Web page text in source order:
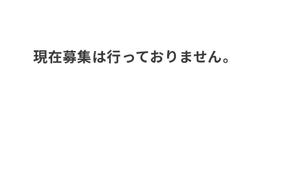
現在募集は行っておりません。